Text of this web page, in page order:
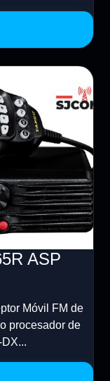
ASP
Móvil FM de
procesador de